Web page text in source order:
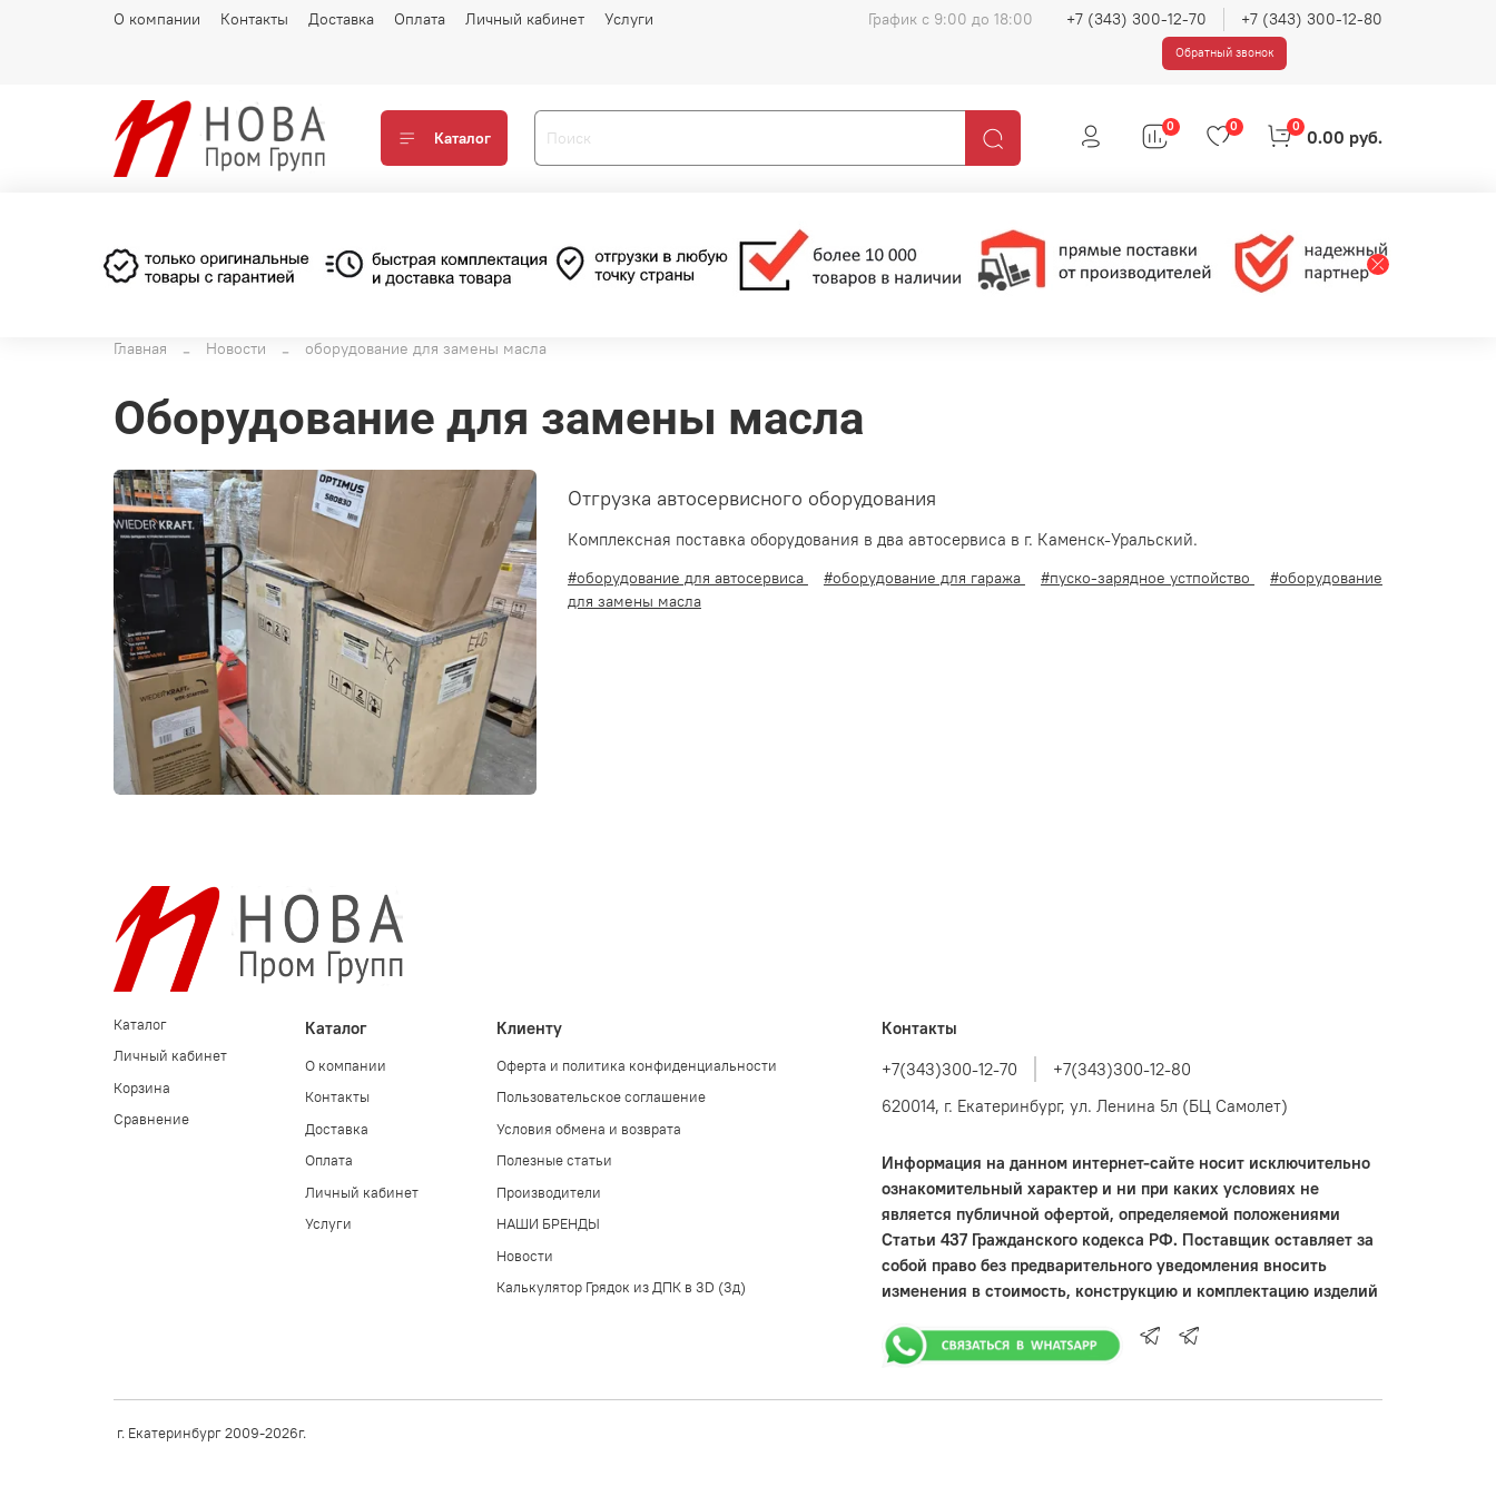
О компании Контакты Доставка Оплата Личный кабинет Услуги График с 9:00 до 18:00 +7 (343) 300-12-70 +7 (343) 300-12-80
Обратный звонок
Каталог
0 0 0 0.00 руб.
Главная Новости оборудование для замены масла
оборудование для замены масла
Отгрузка автосервисного оборудования
Комплексная поставка оборудования в два автосервиса в г. Каменск-Уральский.
#оборудование для автосервиса #оборудование для гаража #пуско-зарядное устпойство
#оборудование
для замены масла
Каталог
Личный кабинет
Корзина
Сравнение
Каталог
О компании
Контакты
Доставка
Оплата
Личный кабинет
Услуги
Клиенту
Оферта и политика конфиденциальности
Пользовательское соглашение
Условия обмена и возврата
Полезные статьи
Производители
НАШИ БРЕНДЫ
Новости
Калькулятор Грядок из ДПК в 3D (3д)
Контакты
+7(343)300-12-70
+7(343)300-12-80
620014, г. Екатеринбург, ул. Ленина 5л (БЦ Самолет)
Информация на данном интернет-сайте носит исключительно
ознакомительный характер и ни при каких условиях не
является публичной офертой, определяемой положениями
Статьи 437 Гражданского кодекса РФ. Поставщик оставляет за
собой право без предварительного уведомления вносить
изменения в стоимость, конструкцию и комплектацию изделий
г. Екатеринбург 2009-2026г.